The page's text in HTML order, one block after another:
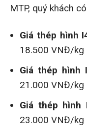
MTP, quý khách
Giá thép hình
18.500 VNĐ/kg
Giá thép hình
21.000 VNĐ/kg
Giá thép hình
23.000 VNĐ/kg